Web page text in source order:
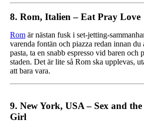
8. Rom, Italien – Eat Pray Love
Rom är nästan fusk i
varenda fontän och piazza redan innan du
pasta, ta en snabb espresso vid baren och
staden. Det är lite så Rom ska upplevas,
att bara vara.
9. New York, USA – Sex and
Girl